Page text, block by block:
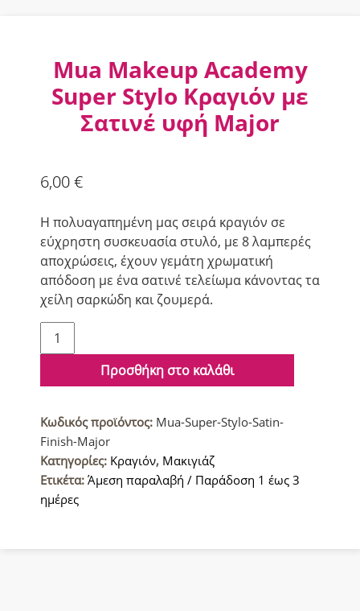
Mua Makeup Academy
Super Stylo Κραγιόν με
Σατινέ υφή Major
6,00€
Η πολυαγαπημένη μας σειρά κραγιόν σε
εύχρηστη συσκευασία στυλό, με 8 λαμπερές
αποχρώσεις, έχουν γεμάτη χρωματική
απόδοση με ένα σατινέ τελείωμα κάνοντας τα
χείλη σαρκώδη και ζουμερά.
Mua
Makeup
Super
Κραγιόν
με
Σατινέ
υφή
Major
Προσθήκη στο καλάθι
Κωδικός προϊόντος: Mua-Super-Stylo-Satin-
Finish-Major
Κατηγορίες: Κραγιόν, Μακιγιάζ
Ετικέτα: Άμεση παραλαβή / Παράδοση 1 έως 3
ημέρες